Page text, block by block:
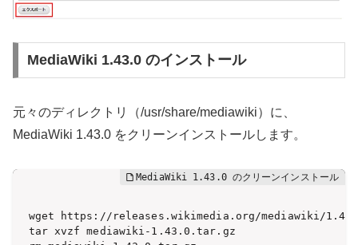
MediaWiki 1.43.0 のインストール
元々のディレクトリ（/usr/share/mediawiki）に、
MediaWiki 1.43.0 をクリーンインストールします。
wget https://releases.wikimedia.org/mediawiki/
tar xvzf mediawiki-1.43.0.tar.gz